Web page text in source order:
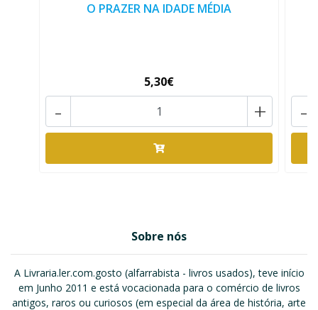
O PRAZER NA IDADE MÉDIA
5,30€
+
- -
Sobre nós
A Livraria.ler.com.gosto (alfarrabista - livros usados), teve início
em Junho 2011 e está vocacionada para o comércio de livros
antigos, raros ou curiosos (em especial da área de história, arte